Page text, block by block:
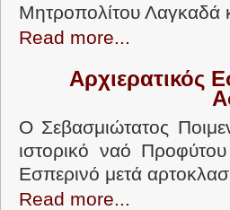
Μητροπολίτου Λαγκαδά
Read more...
Αρχιερατικός
Ο Σεβασμιώτατος
ιστορικό ναό
Εσπερινό μετά
Read more...